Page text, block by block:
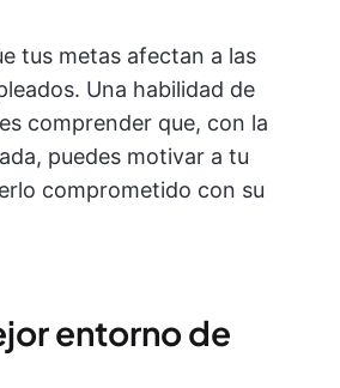
tus metas afectan a las
Una habilidad de
comprender que, con la
puedes motivar a tu
comprometido con su
entorno de